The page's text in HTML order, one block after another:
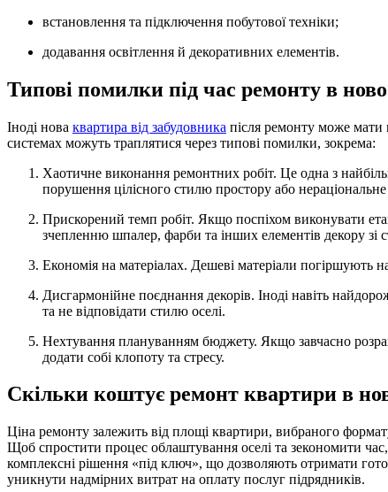
встановлення та підключення побутової техніки;
додавання освітлення й декоративних елементів.
Типові помилки під час ремонту в
Іноді нова квартира від забудовника після ремонту може
системах можуть траплятися через типові помилки, зокрема:
Хаотичне виконання ремонтних робіт. Це одна з
порушення цілісного стилю простору або
Прискорений темп робіт. Якщо поспіхом виконувати
зчепленню шпалер, фарби та інших елементів декору зі
Економія на матеріалах. Дешеві матеріали погіршують
Дисгармонійне поєднання декорів. Іноді навіть
та не відповідати стилю оселі.
Нехтування плануванням бюджету. Якщо завчасно
додати собі клопоту та стресу.
Скільки коштує ремонт квартири в
Ціна ремонту залежить від площі квартири, вибраного
Щоб спростити процес облаштування оселі та зекономити
комплексні рішення «під ключ», що дозволяють отримати
уникнути надмірних витрат на оплату послуг підрядників.